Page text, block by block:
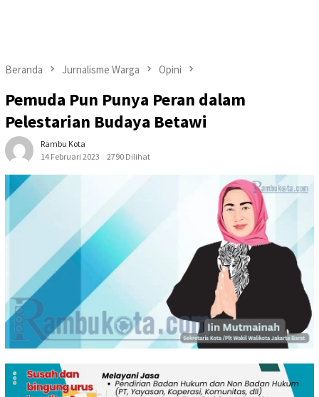
Beranda Jurnalisme Warga Opini
Pemuda Pun Punya Peran dalam
Pelestarian Budaya Betawi
Rambu Kota
14 Februari 2023
2790 Dilihat